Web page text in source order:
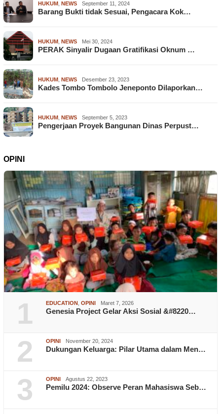
HUKUM NEWS September 11, 2024
Barang Bukti tidak Sesuai, Pengacara Kok…
HUKUM NEWS Mei 30, 2024
PERAK Sinyalir Dugaan Gratifikasi Oknum …
HUKUM NEWS Desember 23, 2023
Kades Tombo Tombolo Jeneponto Dilaporkan…
HUKUM NEWS September 5, 2023
Pengerjaan Proyek Bangunan Dinas Perpust…
OPINI
1 EDUCATION OPINI Maret 7, 2026
Genesia Project Gelar Aksi Sosial &#8220…
2 OPINI November 20, 2024
Dukungan Keluarga: Pilar Utama dalam Men…
3 OPINI Agustus 22, 2023
Pemilu 2024: Observe Peran Mahasiswa Seb…